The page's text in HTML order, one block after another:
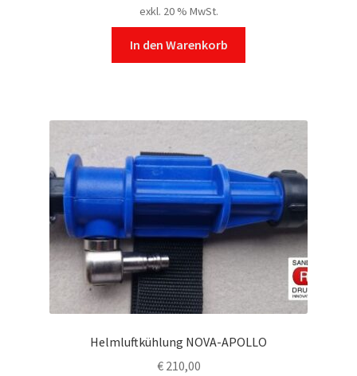
exkl. 20 % MwSt.
In den Warenkorb
Helmluftkühlung NOVA-APOLLO
€210,00